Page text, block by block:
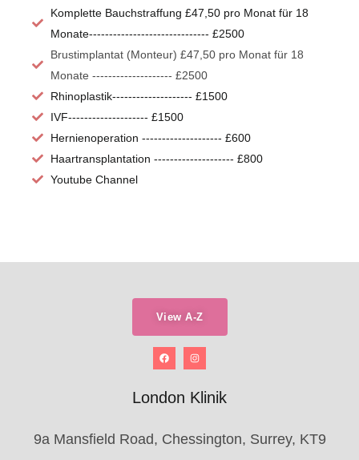
Komplette Bauchstraffung £47,50 pro Monat für 18
Monate------------------------------ £2500
Brustimplantat (Monteur) £47,50 pro Monat für 18
Monate -------------------- £2500
Rhinoplastik-------------------- £1500
IVF-------------------- £1500
Hernienoperation -------------------- £600
Haartransplantation -------------------- £800
Youtube Channel
View A-Z
London Klinik
9a Mansfield Road, Chessington, Surrey, KT9